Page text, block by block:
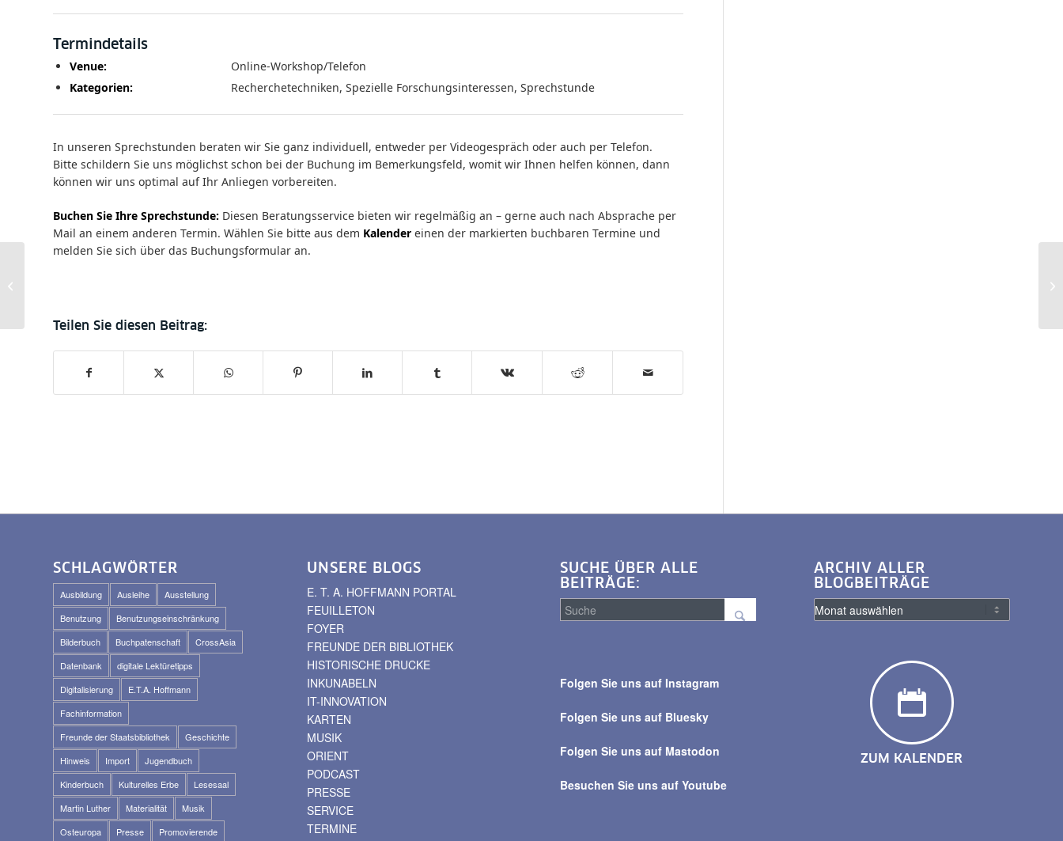
Termindetails
Venue:
Online-Workshop/Telefon
Kategorien:
Recherchetechniken, Spezielle Forschungsinteressen, Sprechstunde
In unseren Sprechstunden beraten wir Sie ganz individuell, entweder per Videogespräch oder auch per Telefon.
Bitte schildern Sie uns möglichst schon bei der Buchung im Bemerkungsfeld, womit wir Ihnen helfen können, dann
können wir uns optimal auf Ihr Anliegen vorbereiten.
Buchen Sie Ihre Sprechstunde: Diesen Beratungsservice bieten wir regelmäßig an – gerne auch nach Absprache per
Mail an einem anderen Termin. Wählen Sie bitte aus dem Kalender einen der markierten buchbaren Termine und
melden Sie sich über das Buchungsformular an.
SCHLAGWÖRTER
Ausbildung Ausleihe
Ausstellung
Benutzung
Benutzungseinschränkung
Bilderbuch
Buchpatenschaft
CrossAsia
Datenbank
digitale Lektüretipps
Digitalisierung
E.T.A. Hoffmann
Fachinformation
Freunde der Staatsbibliothek
Geschichte
Hinweis
Import
Jugendbuch
Kinderbuch
Kulturelles Erbe
Lesesaal
Martin Luther
Materialität
Musik
Osteuropa
Presse Promovierende
UNSERE BLOGS
E. T. A. HOFFMANN PORTAL
FEUILLETON
FOYER
FREUNDE DER BIBLIOTHEK
HISTORISCHE DRUCKE
INKUNABELN
IT-INNOVATION
KARTEN
MUSIK
ORIENT
PODCAST
PRESSE
SERVICE
TERMINE
SUCHE ÜBER ALLE
BEITRÄGE:
alle
Folgen Sie uns auf Instagram
Folgen Sie uns auf Bluesky
Folgen Sie uns auf Mastodon
Besuchen Sie uns auf Youtube
ARCHIV ALLER
BLOGBEITRÄGE
ZUM KALENDER